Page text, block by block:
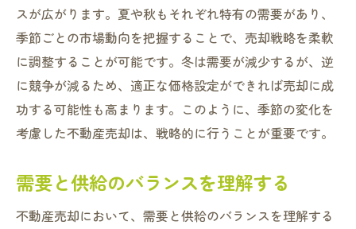
内覧前の掃除と整理
簡単な修繕とリフォームの提案
魅力を伝えるための写真撮影のコツ
プロフェッショナルなホームステージング
季節に合わせた演出方法
寝屋川市での不動産売却をスムーズに進めるた
めの具体的な手続き
スが広がります。夏や秋もそれぞれ特有の需要があり、
季節ごとの市場動向を把握することで、売却戦略を柔軟
に調整することが可能です。冬は需要が減少するが、逆
に競争が減るため、適正な価格設定ができれば売却に成
功する可能性も高まります。このように、季節の変化を
考慮した不動産売却は、戦略的に行うことが重要です。
需要と供給のバランスを理解する
不動産売却において、需要と供給のバランスを理解する